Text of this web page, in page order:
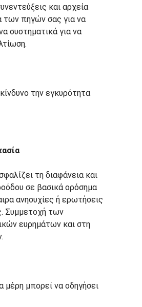
και αρχεία
των πηγών σας για να
συστηματικά για να
την εγκυρότητα
τη διαφάνεια και
σε βασικά ορόσημα
ανησυχίες ή ερωτήσεις
Συμμετοχή των
ευρημάτων και στη
μέρη μπορεί να οδηγήσει